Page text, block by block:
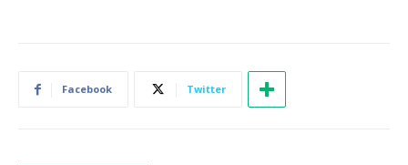
Facebook Twitter